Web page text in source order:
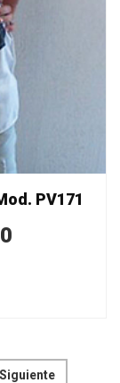
PV171
Siguiente